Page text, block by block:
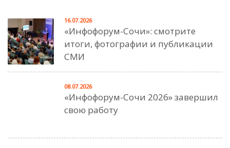
«Инфофорум-Сочи»: смотрите
итоги, фотографии и публикации
СМИ
16.07.2026
«Инфофорум-Сочи 2026» завершил
свою работу
08.07.2026